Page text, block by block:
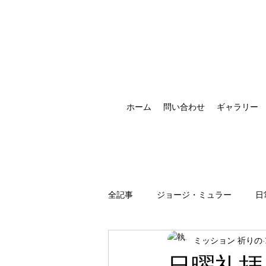
ホーム 問い合わせ ギャラリー
全記事 ジョージ・ミュラー
祈りの恵みの現れミッション 祈りの